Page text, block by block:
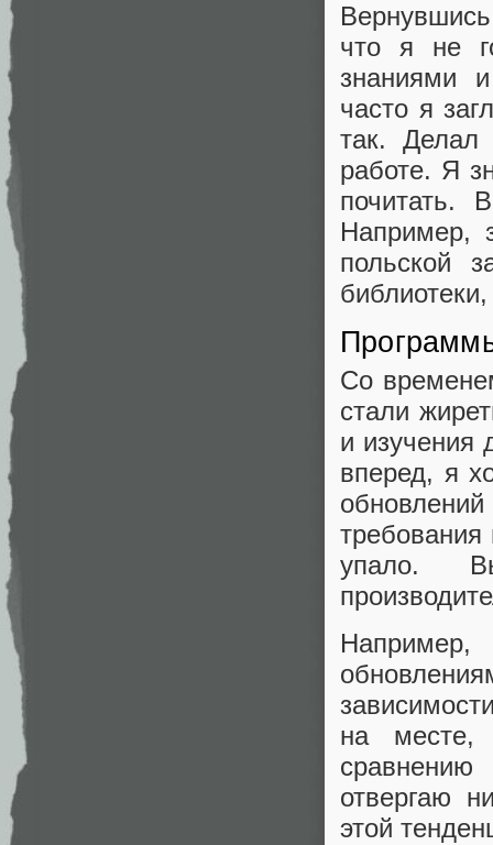
что я не
знаниями
часто я
так. Делал
работе. Я
почитать.
Например,
польской
Со
стали
и изучения
вперед, я
требования
упало.
на месте,
отвергаю
этой